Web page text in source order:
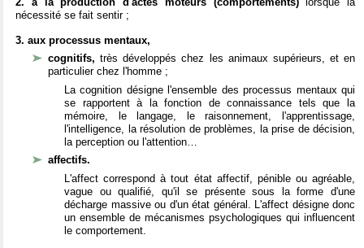
nécessité se fait sentir ;
3. aux processus mentaux,
cognitifs,très développés chez les animaux supérieurs, et en
particulier chez l'homme ;
La cognition désigne l'ensemble des processus mentaux qui
se rapportent à la fonction de connaissance tels que la
mémoire, le langage, le raisonnement, l'apprentissage,
l'intelligence, la résolution de problèmes, la prise de décision,
la perception ou l'attention…
affectifs.
L'affect correspond à tout état affectif, pénible ou agréable,
vague ou qualifié, qu'il se présente sous la forme d'une
décharge massive ou d'un état général. L'affect désigne donc
un ensemble de mécanismes psychologiques qui influencent
le comportement.